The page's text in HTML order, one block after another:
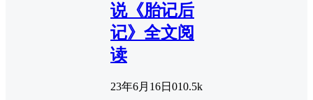
说《胎记后
记》全文阅
读
23年6月16日 010.5k